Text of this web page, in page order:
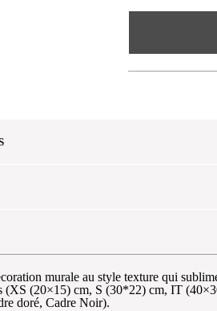
murale au style texture qui
(XS (20×15) cm, S (30*22) cm, IT
doré, Cadre Noir).